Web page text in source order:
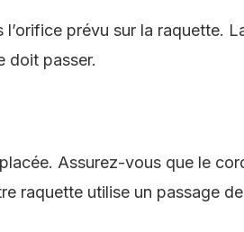
prévu sur la raquette.
doit passer.
Assurez-vous que le
raquette utilise un passage